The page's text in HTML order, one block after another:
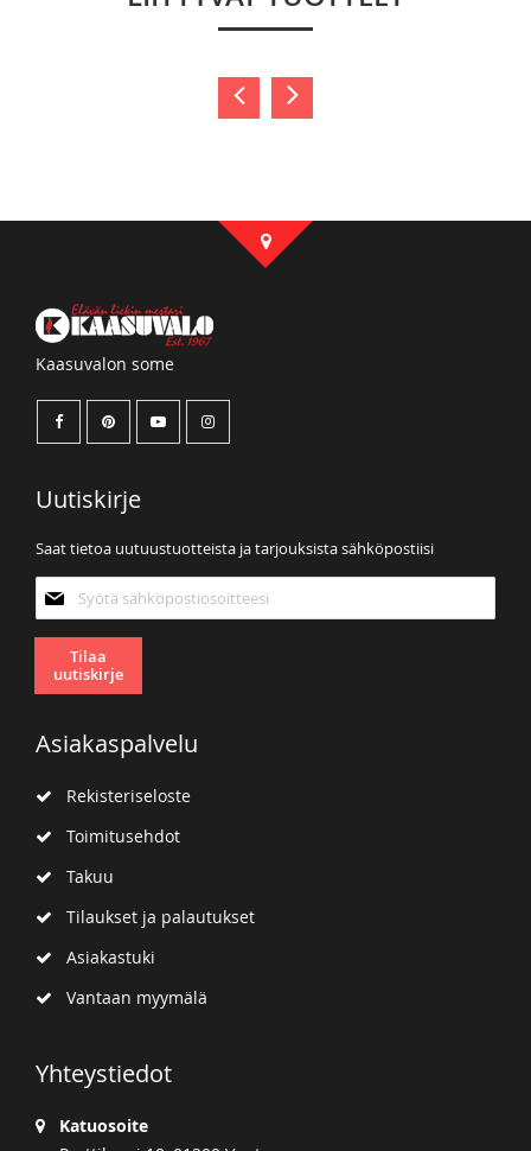
Kaasuvalon some
Uutiskirje
Saat tietoa uutuustuotteista ja tarjouksista sähköpostiisi
uutiskirjeemme:
Tilaa
uutiskirje
Asiakaspalvelu
Rekisteriseloste
Toimitusehdot
Takuu
Tilaukset ja palautukset
Asiakastuki
Vantaan myymälä
Yhteystiedot
Katuosoite